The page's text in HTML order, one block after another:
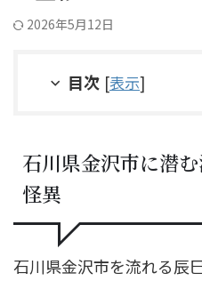
2026年5月12日
目次 [表示]
石川県金沢市に潜
怪異
石川県金沢市を流れる辰